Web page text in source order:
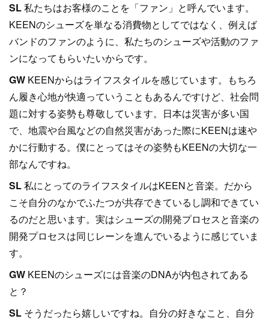
SL私たちはお客様のことを「ファン」と呼んでいます。
KEENのシューズを単なる消費物としてではなく、例えば
バンドのファンのように、私たちのシューズや活動のファ
ンになってもらいたいからです。
GW KEENからはライフスタイルを感じています。もちろ
ん履き心地が快適っていうこともあるんですけど、社会問
題に対する姿勢も尊敬しています。日本は災害が多い国
で、地震や台風などの自然災害があった際にKEENは速や
かに行動する。僕にとってはその姿勢もKEENの大切な一
部なんですね。
SL私にとってのライフスタイルはKEENと音楽。だから
こそ自分のなかでふたつが共存できているし調和できてい
るのだと思います。実はシューズの開発プロセスと音楽の
開発プロセスは同じレーンを進んでいるように感じていま
す。
GW KEENのシューズには音楽のDNAが内包されてある
と？
SL そうだったら嬉しいですね。自分の好きなこと、自分